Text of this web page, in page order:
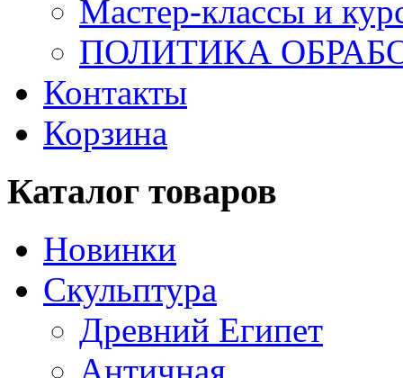
Мастер-классы и
ПОЛИТИКА
Контакты
Корзина
Каталог товаров
Новинки
Скульптура
Древний Египет